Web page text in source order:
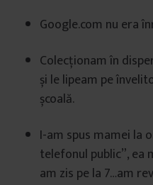
Google.com nu era
Colecționam în
și le lipeam pe
școală.
I-am spus mamei la
telefonul public”, ea
am zis pe la 7…am